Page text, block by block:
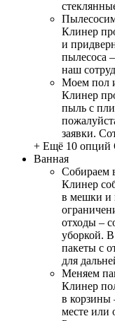
Клинер
и
пылесоса
наш
Моем пол
Клинер
пыль с
заявки.
+ Ещё 10 опций
Ванная
Собираем
Клинер
в мешки и
отходы –
уборкой. В
пакеты с
для
Меняем
Клинер
в корзины
месте или